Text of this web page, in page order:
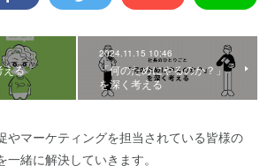
える
2024.11.15 10:46
「何のためにやるのか？」
を深く考える
やマーケティングを担当されている皆様の
一緒に解決していきます。